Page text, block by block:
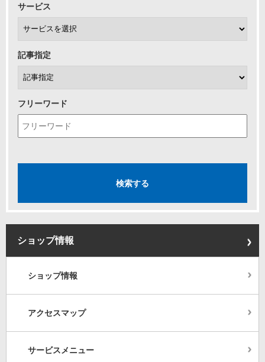
サービス
記事指定
フリーワード
ショップ情報
ショップ情報
アクセスマップ
サービスメニュー